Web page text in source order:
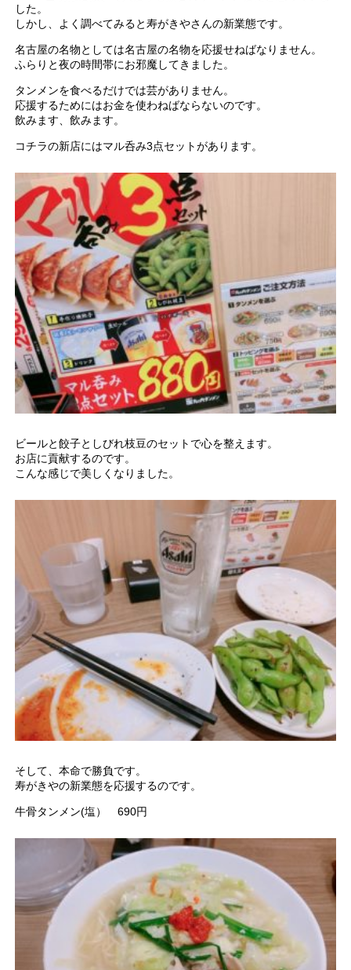
した。
しかし、よく調べてみると寿がきやさんの新業態です。
名古屋の名物としては名古屋の名物を応援せねばなりません。
ふらりと夜の時間帯にお邪魔してきました。
タンメンを食べるだけでは芸がありません。
応援するためにはお金を使わねばならないのです。
飲みます、飲みます。
コチラの新店にはマル呑み3点セットがあります。
ビールと餃子としびれ枝豆のセットで心を整えます。
お店に貢献するのです。
こんな感じで美しくなりました。
そして、本命で勝負です。
寿がきやの新業態を応援するのです。
牛骨タンメン(塩） 690円